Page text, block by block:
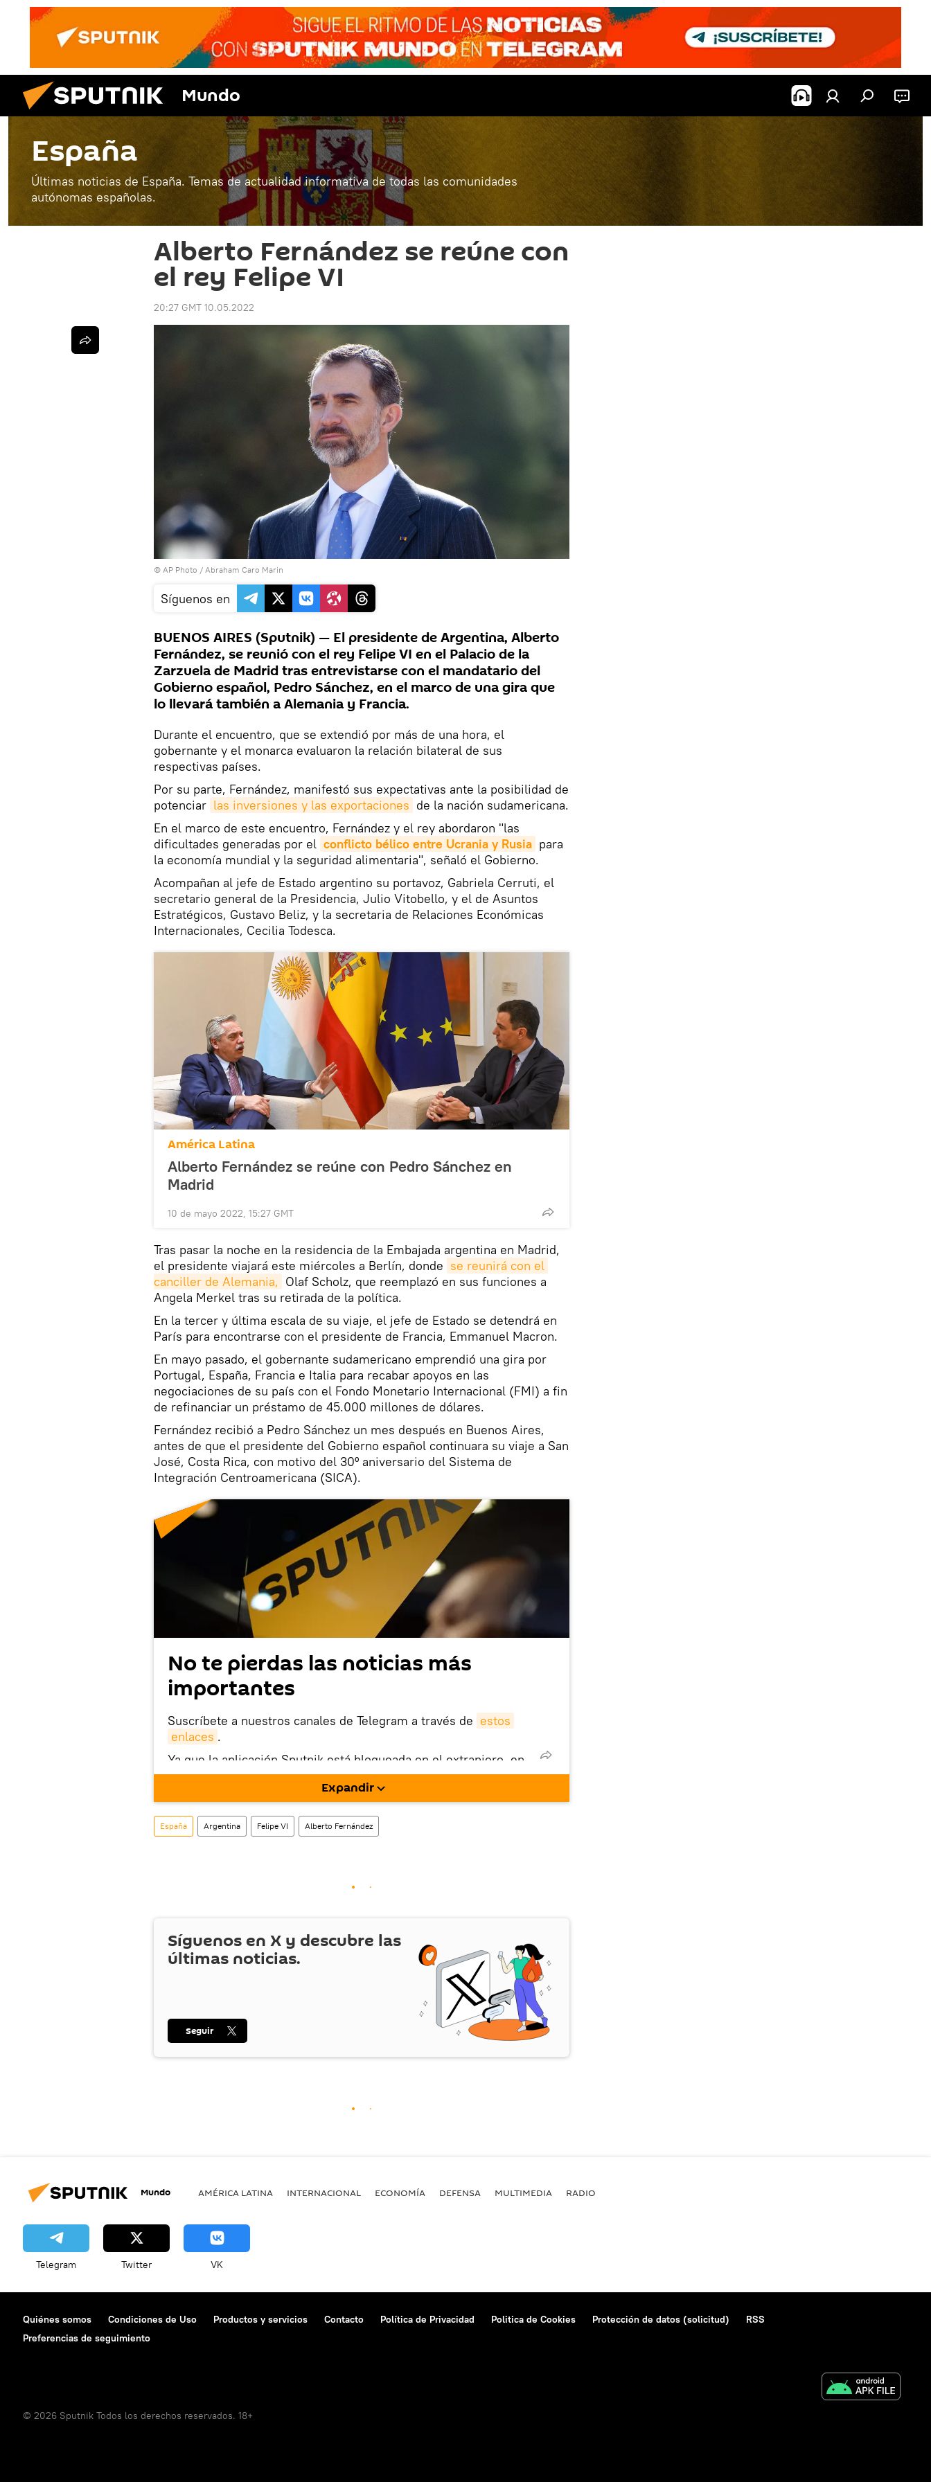
Mundo
España
Últimas noticias de España. Temas de actualidad informativa de todas las comunidades
autónomas españolas.
Alberto Fernández se reúne con
el rey Felipe VI
20:27 GMT 10.05.2022
© AP Photo / Abraham Caro Marin
Síguenos en
BUENOS AIRES (Sputnik) — El presidente de Argentina, Alberto
Fernández, se reunió con el rey Felipe VI en el Palacio de la
Zarzuela de Madrid tras entrevistarse con el mandatario del
Gobierno español, Pedro Sánchez, en el marco de una gira que
lo llevará también a Alemania y Francia.
Durante el encuentro, que se extendió por más de una hora, el
gobernante y el monarca evaluaron la relación bilateral de sus
respectivas países.
Por su parte, Fernández, manifestó sus expectativas ante la posibilidad de
potenciar las inversiones y las exportaciones de la nación sudamericana.
En el marco de este encuentro, Fernández y el rey abordaron "las
dificultades generadas por el conflicto bélico entre Ucrania y Rusia para
la economía mundial y la seguridad alimentaria", señaló el Gobierno.
Acompañan al jefe de Estado argentino su portavoz, Gabriela Cerruti, el
secretario general de la Presidencia, Julio Vitobello, y el de Asuntos
Estratégicos, Gustavo Beliz, y la secretaria de Relaciones Económicas
Internacionales, Cecilia Todesca.
América Latina
Alberto Fernández se reúne con Pedro Sánchez en
Madrid
10 de mayo 2022, 15:27 GMT
Tras pasar la noche en la residencia de la Embajada argentina en Madrid,
el presidente viajará este miércoles a Berlín, donde se reunirá con el
canciller de Alemania, Olaf Scholz, que reemplazó en sus funciones a
Angela Merkel tras su retirada de la política.
En la tercer y última escala de su viaje, el jefe de Estado se detendrá en
París para encontrarse con el presidente de Francia, Emmanuel Macron.
En mayo pasado, el gobernante sudamericano emprendió una gira por
Portugal, España, Francia e Italia para recabar apoyos en las
negociaciones de su país con el Fondo Monetario Internacional (FMI) a fin
de refinanciar un préstamo de 45.000 millones de dólares.
Fernández recibió a Pedro Sánchez un mes después en Buenos Aires,
antes de que el presidente del Gobierno español continuara su viaje a San
José, Costa Rica, con motivo del 30º aniversario del Sistema de
Integración Centroamericana (SICA).
No te pierdas las noticias más
importantes
Suscríbete a nuestros canales de Telegram a través de estos
enlaces .
Ya que la aplicación Sputnik está bloqueada en el extranjero, en
este enlace puedes descargarla e instalarla en tu dispositivo
También tenemos una cuenta en la red social rusa VK
Expandir
España Argentina Felipe VI Alberto Fernández
Síguenos en X y descubre las
últimas noticias.
Seguir
Mundo AMÉRICA LATINA INTERNACIONAL ECONOMÍA DEFENSA MULTIMEDIA RADIO
Telegram Twitter VK
Quiénes somos Condiciones de Uso Productos y servicios Contacto Política de Privacidad Politica de Cookies Protección de datos (solicitud)
RSS
Preferencias de seguimiento
© 2026 Sputnik Todos los derechos reservados. 18+